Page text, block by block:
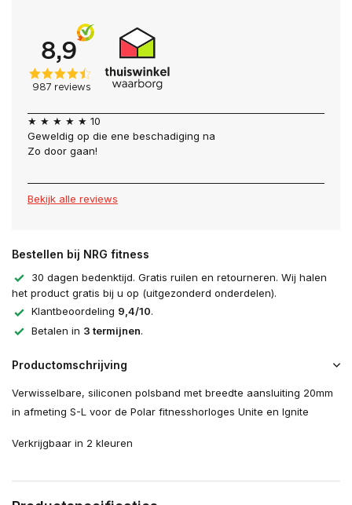
★ ★ ★ ★ ★ 10
Geweldig op die ene beschadiging na
Zo door gaan!
Bekijk alle reviews
Bestellen bij NRG fitness
30 dagen bedenktijd. Gratis ruilen en retourneren. Wij halen
het product gratis bij u op (uitgezonderd onderdelen).
Klantbeoordeling 9,4/10.
Betalen in 3 termijnen.
Productomschrijving
Verwisselbare, siliconen polsband met breedte aansluiting 20mm
in afmeting S-L voor de Polar fitnesshorloges Unite en Ignite
Verkrijgbaar in 2 kleuren